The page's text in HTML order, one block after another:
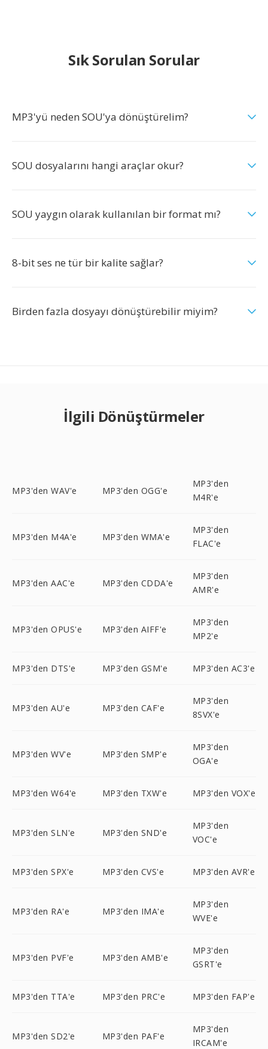
Sık Sorulan Sorular
MP3'yü neden SOU'ya dönüştürelim?
SOU dosyalarını hangi araçlar okur?
SOU yaygın olarak kullanılan bir format mı?
8-bit ses ne tür bir kalite sağlar?
Birden fazla dosyayı dönüştürebilir miyim?
İlgili Dönüştürmeler
MP3'den WAV'e MP3'den OGG'e
MP3'den
M4R'e
MP3'den M4A'e MP3'den WMA'e
MP3'den
FLAC'e
MP3'den AAC'e MP3'den CDDA'e
MP3'den
AMR'e
MP3'den OPUS'e MP3'den AIFF'e
MP3'den
MP2'e
MP3'den DTS'e MP3'den GSM'e MP3'den AC3'e
MP3'den AU'e MP3'den CAF'e
MP3'den
8SVX'e
MP3'den WV'e MP3'den SMP'e
MP3'den
OGA'e
MP3'den W64'e MP3'den TXW'e MP3'den VOX'e
MP3'den SLN'e MP3'den SND'e
MP3'den
VOC'e
MP3'den SPX'e MP3'den CVS'e MP3'den AVR'e
MP3'den RA'e MP3'den IMA'e
MP3'den
WVE'e
MP3'den PVF'e MP3'den AMB'e
MP3'den
GSRT'e
MP3'den TTA'e MP3'den PRC'e MP3'den FAP'e
MP3'den SD2'e MP3'den PAF'e
MP3'den
IRCAM'e